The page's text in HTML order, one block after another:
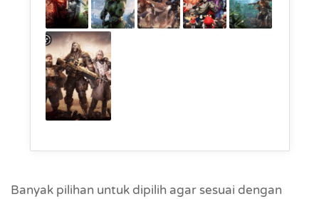
Banyak pilihan untuk dipilih agar sesuai dengan